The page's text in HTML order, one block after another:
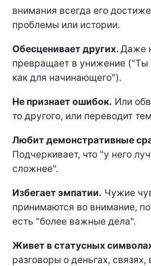
внимания всегда его
проблемы или истории.
Обесценивает других.Даже
превращает в унижение ("Ты
как для начинающего").
Не признает ошибок. Или
то другого, или переводит
Любит демонстративные
Подчеркивает, что "у него
сложнее".
Избегает эмпатии. Чужие
принимаются во внимание,
есть "более важные дела".
Живет в статусных
разговоры о деньгах,